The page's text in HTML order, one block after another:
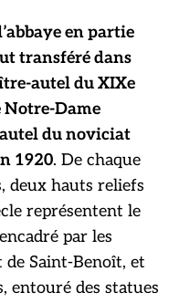
en partie
transféré dans
autel du XIXe
Notre-Dame
du noviciat
1920. De chaque
deux hauts reliefs
représentent le
par les
de Saint-Benoît, et
entouré des statues